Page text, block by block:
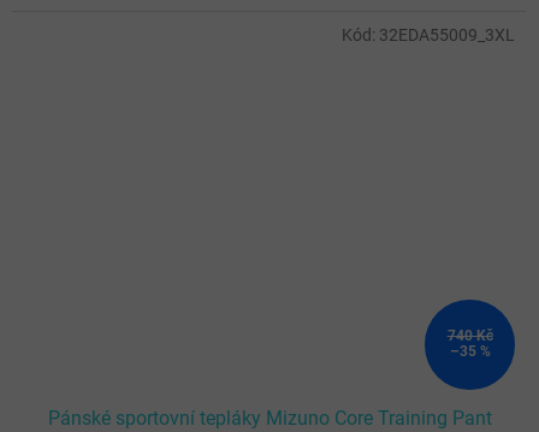
740 Kč
–35 %
Pánské sportovní tepláky Mizuno Core Training Pant
Kód: 32EDA55009_3XL